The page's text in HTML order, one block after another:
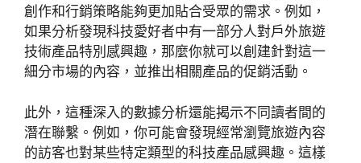
創作和行銷策略能夠更加貼合受眾的需求。例如，
如果分析發現科技愛好者中有一部分人對戶外旅遊
技術產品特別感興趣，那麼你就可以創建針對這一
細分市場的內容，並推出相關產品的促銷活動。
此外，這種深入的數據分析還能揭示不同讀者間的
潛在聯繫。例如，你可能會發現經常瀏覽旅遊內容
的訪客也對某些特定類型的科技產品感興趣。這樣